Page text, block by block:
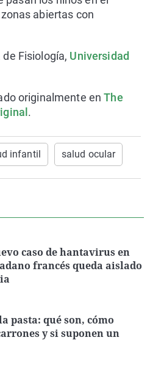
abiertas con
de Fisiología, Universidad
originalmente enThe
.
infantil salud ocular
caso de hantavirus en
francés queda aislado
pasta: qué son, cómo
y si suponen un